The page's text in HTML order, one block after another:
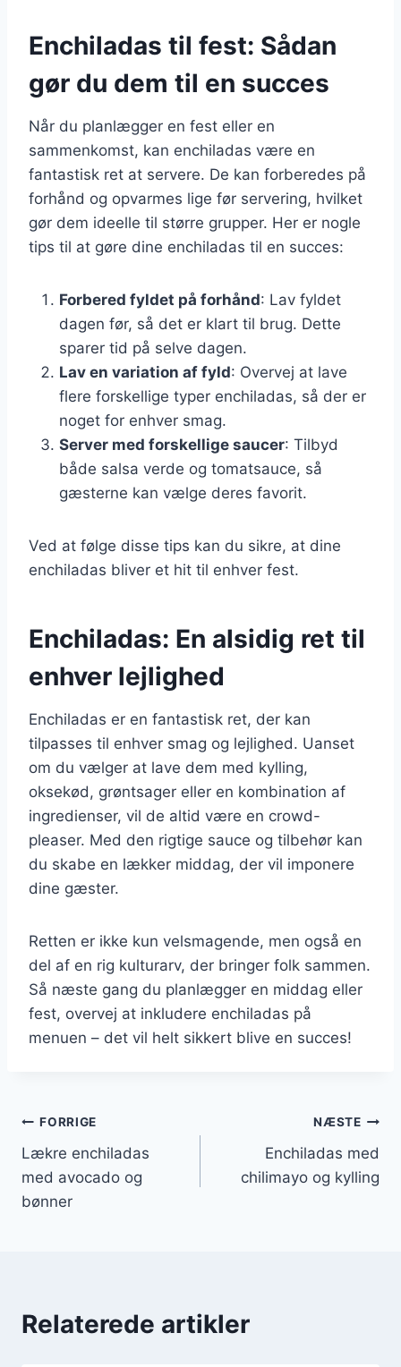
Enchiladas til fest: Sådan
gør du dem til en succes
Når du planlægger en fest eller en
sammenkomst, kan enchiladas være en
fantastisk ret at servere. De kan forberedes på
forhånd og opvarmes lige før servering, hvilket
gør dem ideelle til større grupper. Her er nogle
tips til at gøre dine enchiladas til en succes:
Forbered fyldet på forhånd: Lav fyldet
dagen før, så det er klart til brug. Dette
sparer tid på selve dagen.
Lav en variation af fyld: Overvej at lave
flere forskellige typer enchiladas, så der er
noget for enhver smag.
Server med forskellige saucer: Tilbyd
både salsa verde og tomatsauce, så
gæsterne kan vælge deres favorit.
Ved at følge disse tips kan du sikre, at dine
enchiladas bliver et hit til enhver fest.
Enchiladas: En alsidig ret til
enhver lejlighed
Enchiladas er en fantastisk ret, der kan
tilpasses til enhver smag og lejlighed. Uanset
om du vælger at lave dem med kylling,
oksekød, grøntsager eller en kombination af
ingredienser, vil de altid være en crowd-
pleaser. Med den rigtige sauce og tilbehør kan
du skabe en lækker middag, der vil imponere
dine gæster.
Retten er ikke kun velsmagende, men også en
del af en rig kulturarv, der bringer folk sammen.
Så næste gang du planlægger en middag eller
fest, overvej at inkludere enchiladas på
menuen – det vil helt sikkert blive en succes!
Indlægsnavigation
FORRIGE
Lækre enchiladas
med avocado og
bønner
NÆSTE
Enchiladas med
chilimayo og kylling
Relaterede artikler